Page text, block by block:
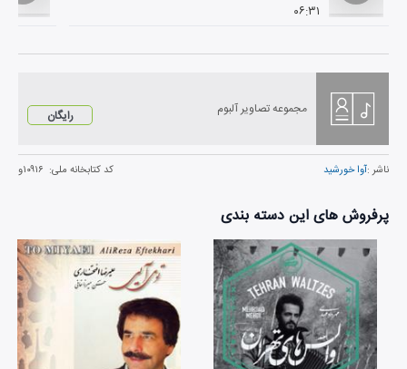
۰۶:۳۱
مجموعه تصاویر آلبوم رایگان
ناشر :آوا خورشید کد کتابخانه ملی: ۱۰۹۱۶و
پرفروش های این دسته بندی